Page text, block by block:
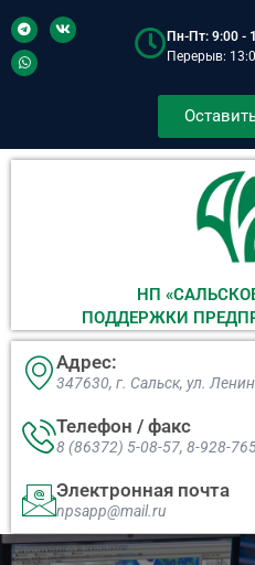
Пн-Пт: 9:00 -
Перерыв:
НП
ПОДДЕРЖКИ
Адрес:
347630, г. Сальск, ул.
Телефон / факс
8 (86372) 5-08-57, 8-928-
Электронная почта
npsapp@mail.ru